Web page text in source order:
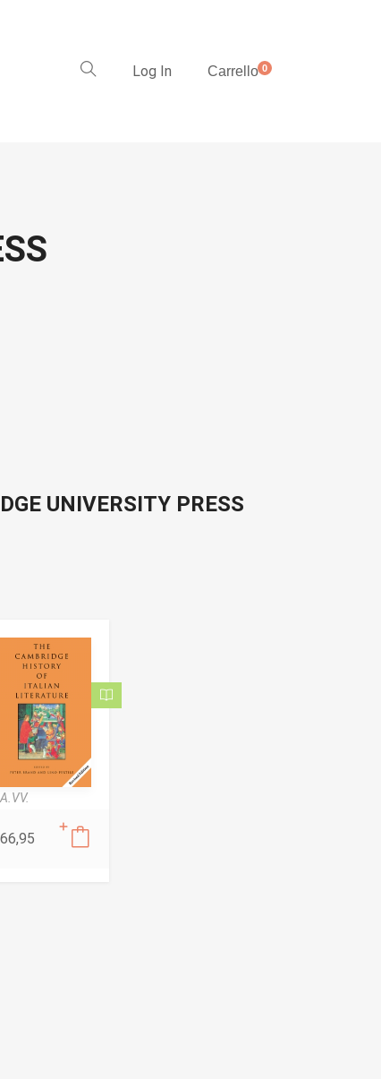
Log In Carrello0
UNIVERSITY PRESS
66,95